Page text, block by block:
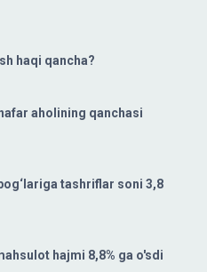
haqi qancha?
aholining qanchasi
tashriflar soni 3,8
hajmi 8,8% ga o'sdi